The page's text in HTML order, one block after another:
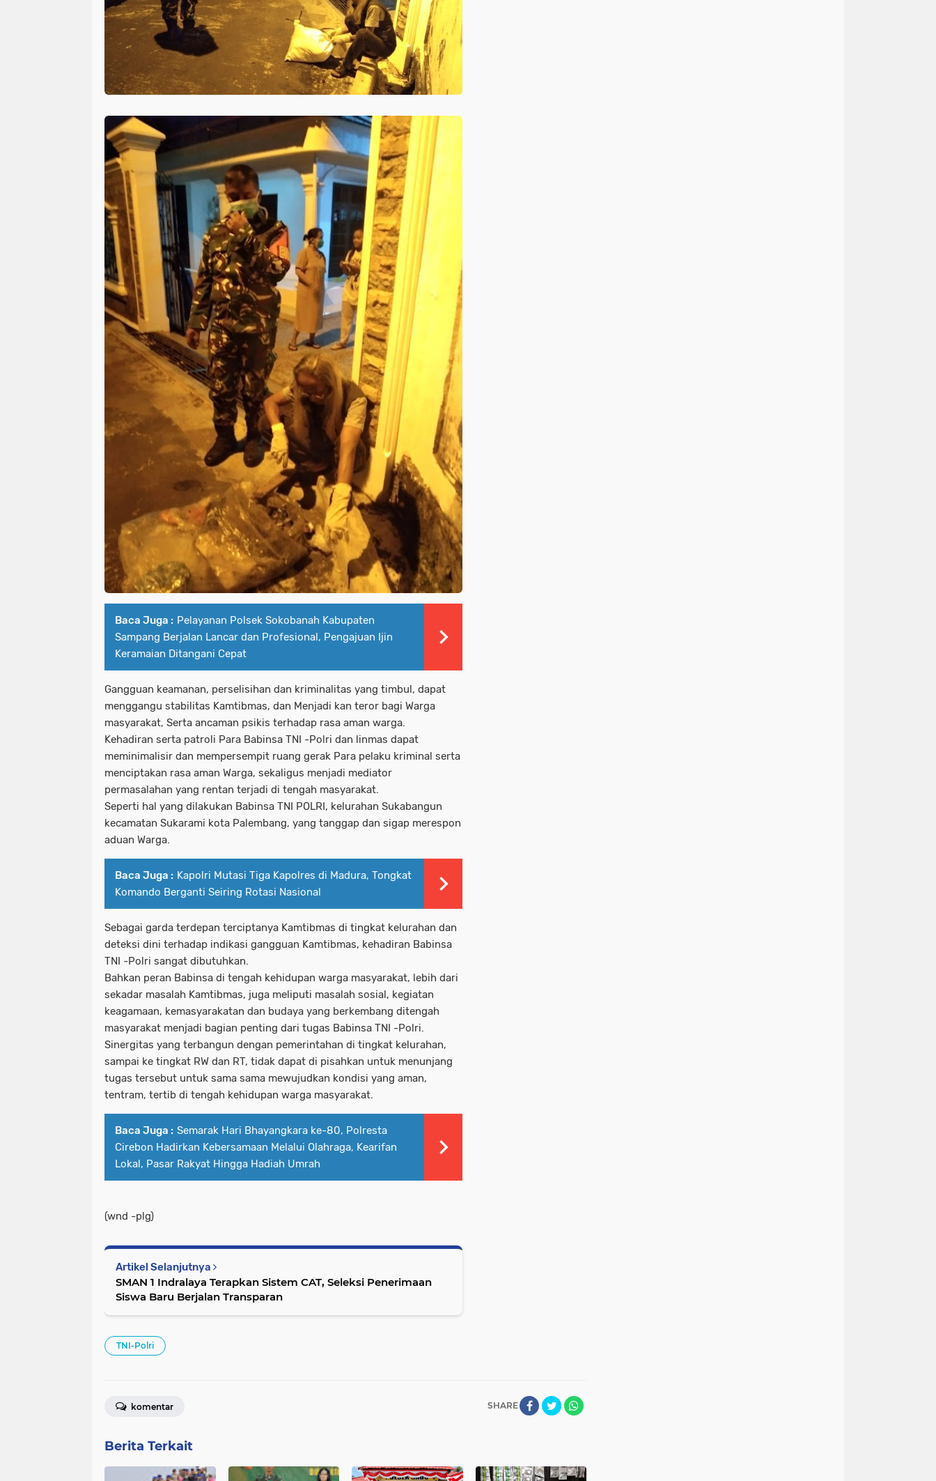
Baca Juga : Pelayanan Polsek Sokobanah Kabupaten
Sampang Berjalan Lancar dan Profesional, Pengajuan Ijin
Keramaian Ditangani Cepat
Gangguan keamanan, perselisihan dan kriminalitas yang timbul, dapat
menggangu stabilitas Kamtibmas, dan Menjadi kan teror bagi Warga
masyarakat, Serta ancaman psikis terhadap rasa aman warga.
Kehadiran serta patroli Para Babinsa TNI -Polri dan linmas dapat
meminimalisir dan mempersempit ruang gerak Para pelaku kriminal serta
menciptakan rasa aman Warga, sekaligus menjadi mediator
permasalahan yang rentan terjadi di tengah masyarakat.
Seperti hal yang dilakukan Babinsa TNI POLRI, kelurahan Sukabangun
kecamatan Sukarami kota Palembang, yang tanggap dan sigap merespon
aduan Warga.
Baca Juga : Kapolri Mutasi Tiga Kapolres di Madura, Tongkat
Komando Berganti Seiring Rotasi Nasional
Sebagai garda terdepan terciptanya Kamtibmas di tingkat kelurahan dan
deteksi dini terhadap indikasi gangguan Kamtibmas, kehadiran Babinsa
TNI -Polri sangat dibutuhkan.
Bahkan peran Babinsa di tengah kehidupan warga masyarakat, lebih dari
sekadar masalah Kamtibmas, juga meliputi masalah sosial, kegiatan
keagamaan, kemasyarakatan dan budaya yang berkembang ditengah
masyarakat menjadi bagian penting dari tugas Babinsa TNI -Polri.
Sinergitas yang terbangun dengan pemerintahan di tingkat kelurahan,
sampai ke tingkat RW dan RT, tidak dapat di pisahkan untuk menunjang
tugas tersebut untuk sama sama mewujudkan kondisi yang aman,
tentram, tertib di tengah kehidupan warga masyarakat.
Baca Juga : Semarak Hari Bhayangkara ke-80, Polresta
Cirebon Hadirkan Kebersamaan Melalui Olahraga, Kearifan
Lokal, Pasar Rakyat Hingga Hadiah Umrah
(wnd -plg)
Artikel Selanjutnya
SMAN 1 Indralaya Terapkan Sistem CAT, Seleksi Penerimaan
Siswa Baru Berjalan Transparan
TNI-Polri
SHARE
komentar
Berita Terkait